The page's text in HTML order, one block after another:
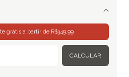
grátis a partir de R$349,99
CALCULAR